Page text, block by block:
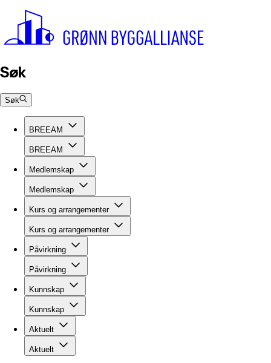
Søk
Søk
BREEAM
BREEAM
Medlemskap
Medlemskap
Kurs og arrangementer
Kurs og arrangementer
Påvirkning
Påvirkning
Kunnskap
Kunnskap
Aktuelt
Aktuelt